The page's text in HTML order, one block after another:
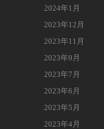
2024年1月
2023年12月
2023年11月
2023年9月
2023年7月
2023年6月
2023年5月
2023年4月